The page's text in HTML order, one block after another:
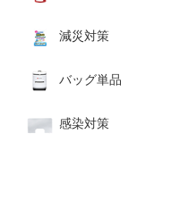
減災対策
バッグ単品
感染対策